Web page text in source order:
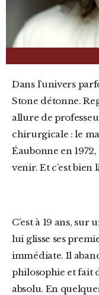
Dans l’univers parfois compassé de la magie, David
Stone détonne.
allure de
chirurgicale : le
Éaubonne en
venir. Et c’est bien
C’est à 19 ans, sur un coin de table, qu’un camarade
lui glisse ses
immédiate. Il
philosophie et fait
absolu. En